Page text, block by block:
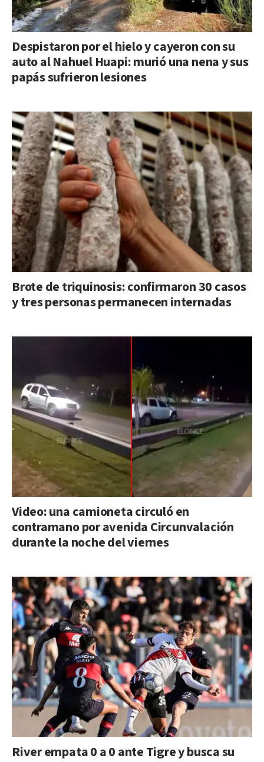
Despistaron por el hielo y cayeron con su
auto al Nahuel Huapi: murió una nena y sus
papás sufrieron lesiones
Brote de triquinosis: confirmaron 30 casos
y tres personas permanecen internadas
Video: una camioneta circuló en
contramano por avenida Circunvalación
durante la noche del viernes
River empata 0 a 0 ante Tigre y busca su